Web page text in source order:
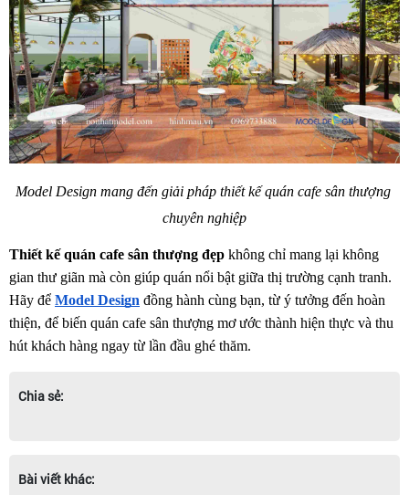
Model Design mang đến giải pháp thiết kế quán cafe sân thượng
chuyên nghiệp
Thiết kế quán cafe sân thượng đẹp không chỉ mang lại không
gian thư giãn mà còn giúp quán nổi bật giữa thị trường cạnh tranh.
Hãy để Model Design đồng hành cùng bạn, từ ý tưởng đến hoàn
thiện, để biến quán cafe sân thượng mơ ước thành hiện thực và thu
hút khách hàng ngay từ lần đầu ghé thăm.
Chia sẻ:
Bài viết khác: